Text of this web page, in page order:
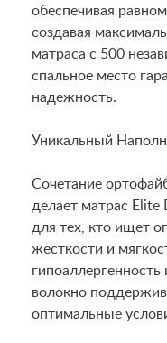
обеспечивая
создавая
матраса с 500
спальное место
надежность.
Уникальный
Сочетание
делает матрас
для тех, кто ищет
жесткости и
гипоаллергенность
волокно
оптимальные